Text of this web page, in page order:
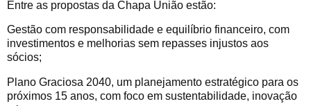
Entre as propostas da Chapa União estão:
Gestão com responsabilidade e equilíbrio financeiro, com
investimentos e melhorias sem repasses injustos aos
sócios;
Plano Graciosa 2040, um planejamento estratégico para os
próximos 15 anos, com foco em sustentabilidade, inovação